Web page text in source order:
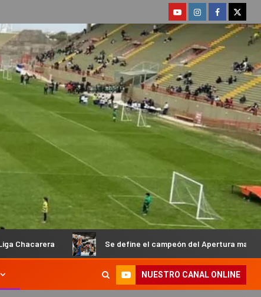
Se define el campeón del Apertura masculino de la Federación
NUESTRO CANAL ONLINE